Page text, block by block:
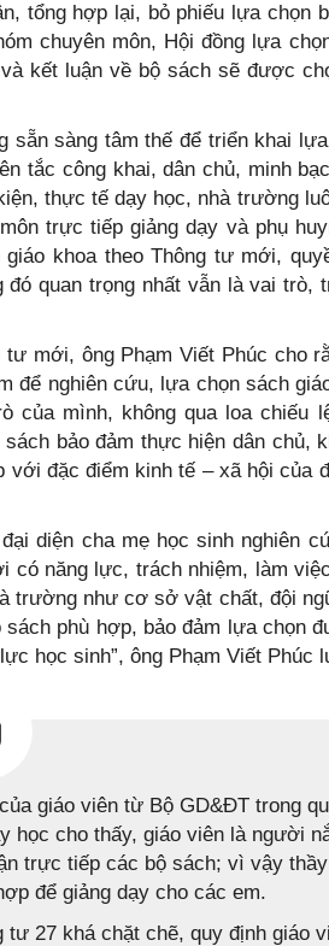
tổng hợp lại, bỏ phiếu lựa chọn
chuyên môn, Hội đồng lựa
kết luận về bộ sách sẽ được
sàng tâm thế để triển khai
tắc công khai, dân chủ, minh
thực tế dạy học, nhà trường
trực tiếp giảng dạy và phụ
khoa theo Thông tư mới,
quan trọng nhất vẫn là vai trò,
mới, ông Phạm Viết Phúc cho
để nghiên cứu, lựa chọn sách
của mình, không qua loa chiếu
bảo đảm thực hiện dân chủ,
đặc điểm kinh tế – xã hội của
diện cha mẹ học sinh nghiên
có năng lực, trách nhiệm, làm
trường như cơ sở vật chất, đội
phù hợp, bảo đảm lựa chọn
học sinh”, ông Phạm Viết Phúc
giáo viên từ Bộ GD&ĐT trong
học cho thấy, giáo viên là người
trực tiếp các bộ sách; vì vậy
để giảng dạy cho các em.
27 khá chặt chẽ, quy định giáo